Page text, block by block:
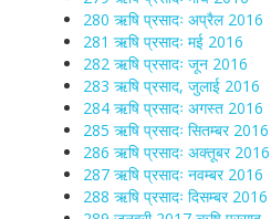
280 ऋषि प्रसादः अप्रैल 2016
281 ऋषि प्रसादः मई 2016
282 ऋषि प्रसादः जून 2016
283 ऋषि प्रसाद, जुलाई 2016
284 ऋषि प्रसादः अगस्त 2016
285 ऋषि प्रसादः सितम्बर 2016
286 ऋषि प्रसादः अक्तूबर 2016
287 ऋषि प्रसादः नवम्बर 2016
288 ऋषि प्रसादः दिसम्बर 2016